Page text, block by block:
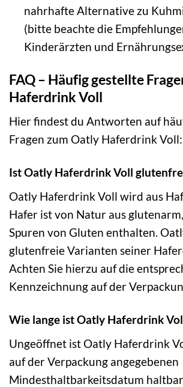
nahrhafte Alternative zu
(bitte beachte die
Kinderärzten und
FAQ – Häufig gestellte
Haferdrink Voll
Hier findest du Antworten auf
Fragen zum Oatly Haferdrink Voll:
Ist Oatly Haferdrink Voll
Oatly Haferdrink Voll wird aus
Hafer ist von Natur aus
Spuren von Gluten enthalten.
glutenfreie Varianten seiner
Achten Sie hierzu auf die
Kennzeichnung auf der
Wie lange ist Oatly Haferdrink
Ungeöffnet ist Oatly Haferdrink
auf der Verpackung angegebenen
Mindesthaltbarkeitsdatum